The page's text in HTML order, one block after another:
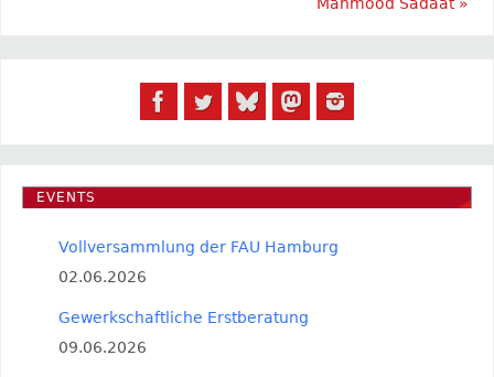
EVENTS
Vollversammlung der FAU Hamburg
02.06.2026
Gewerkschaftliche Erstberatung
09.06.2026